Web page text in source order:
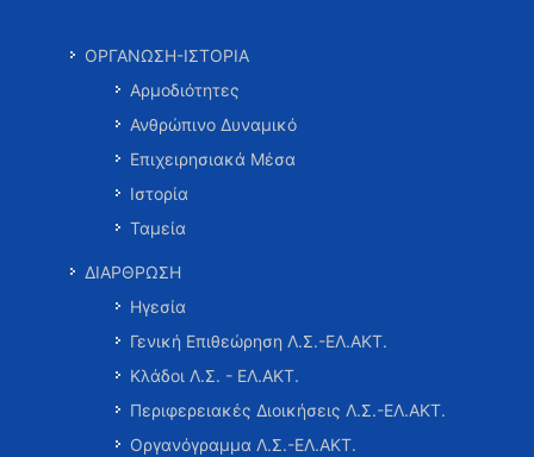
ΟΡΓΑΝΩΣΗ-ΙΣΤΟΡΙΑ
Αρμοδιότητες
Ανθρώπινο Δυναμικό
Επιχειρησιακά Μέσα
Ιστορία
Ταμεία
ΔΙΑΡΘΡΩΣΗ
Ηγεσία
Γενική Επιθεώρηση Λ.Σ.-ΕΛ.ΑΚΤ.
Κλάδοι Λ.Σ. - ΕΛ.ΑΚΤ.
Περιφερειακές Διοικήσεις Λ.Σ.-ΕΛ.ΑΚΤ.
Οργανόγραμμα Λ.Σ.-ΕΛ.ΑΚΤ.